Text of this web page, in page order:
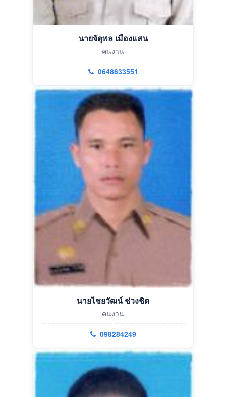
นายจัตุพล เมืองแสน
คนงาน
0648633551
นายไชยวัฒน์ ช่วงชิต
คนงาน
098284249